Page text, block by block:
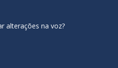
alterações na voz?